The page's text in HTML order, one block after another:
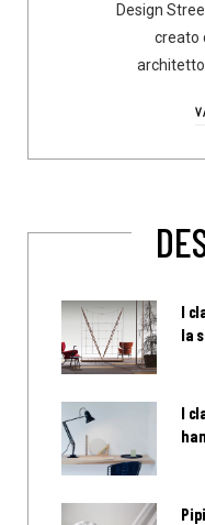
Design
creato
I
la
I